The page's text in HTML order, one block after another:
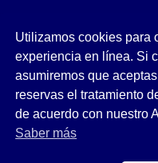
Utilizamos cookies para
experiencia en línea. Si
asumiremos que
reservas el tratamiento
de acuerdo con nuestro
Saber más